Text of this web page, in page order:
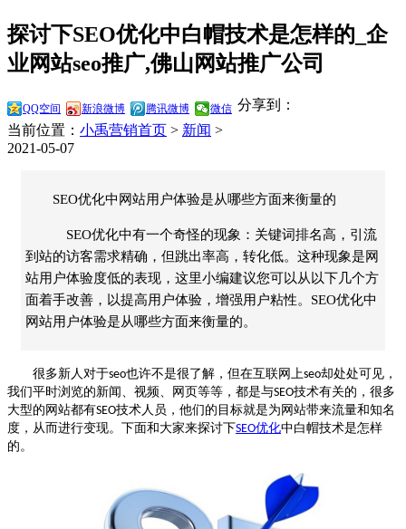
探讨下SEO优化中白帽技术是怎样的_企
业网站seo推广,佛山网站推广公司
分享到：
QQ空间 新浪微博 腾讯微博 微信
当前位置： 小禹营销首页 > 新闻 >
2021-05-07
SEO优化中网站用户体验是从哪些方面来衡量的
SEO优化中有一个奇怪的现象：关键词排名高，引流
到站的访客需求精确，但跳出率高，转化低。这种现象是网
站用户体验度低的表现，这里小编建议您可以从以下几个方
面着手改善，以提高用户体验，增强用户粘性。SEO优化中
网站用户体验是从哪些方面来衡量的。
很多新人对于seo也许不是很了解，但在互联网上seo却处处可见，
我们平时浏览的新闻、视频、网页等等，都是与SEO技术有关的，很多
大型的网站都有SEO技术人员，他们的目标就是为网站带来流量和知名
度，从而进行变现。下面和大家来探讨下SEO优化中白帽技术是怎样
的。